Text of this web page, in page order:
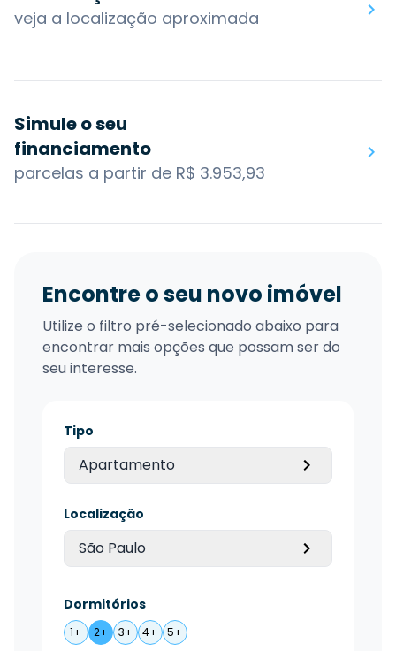
veja a localização aproximada
Simule o seu
financiamento
parcelas a partir de R$ 3.953,93
Encontre o seu novo imóvel
Utilize o filtro pré-selecionado abaixo para
encontrar mais opções que possam ser do
seu interesse.
Tipo
Apartamento
Localização
São Paulo
Dormitórios
1+ 2+ 3+ 4+ 5+